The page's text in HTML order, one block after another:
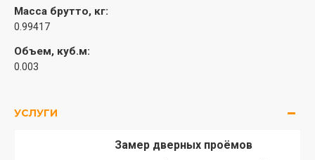
Масса брутто, кг:
0.99417
Объем, куб.м:
0.003
УСЛУГИ
Замер дверных проёмов